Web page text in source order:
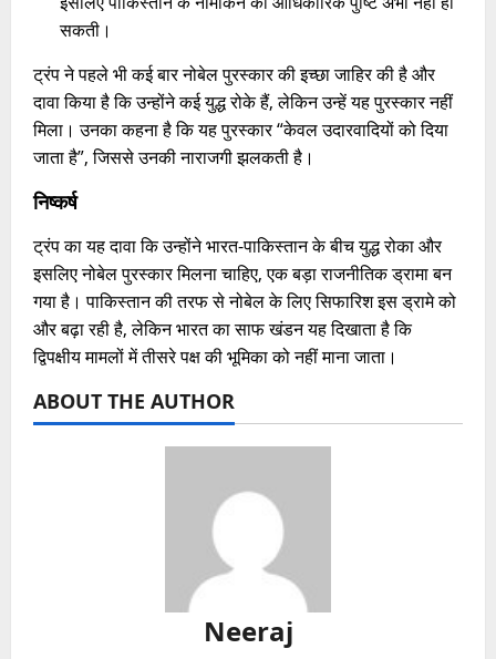
सकती।​
ट्रंप ने पहले भी कई बार नोबेल पुरस्कार की इच्छा जाहिर की है और
दावा किया है कि उन्होंने कई युद्ध रोके हैं, लेकिन उन्हें यह पुरस्कार नहीं
मिला। उनका कहना है कि यह पुरस्कार “केवल उदारवादियों को दिया
जाता है”, जिससे उनकी नाराजगी झलकती है।
निष्कर्ष
ट्रंप का यह दावा कि उन्होंने भारत-पाकिस्तान के बीच युद्ध रोका और
इसलिए नोबेल पुरस्कार मिलना चाहिए, एक बड़ा राजनीतिक ड्रामा बन
गया है। पाकिस्तान की तरफ से नोबेल के लिए सिफारिश इस ड्रामे को
और बढ़ा रही है, लेकिन भारत का साफ खंडन यह दिखाता है कि
द्विपक्षीय मामलों में तीसरे पक्ष की भूमिका को नहीं माना जाता।
ABOUT THE AUTHOR
Neeraj